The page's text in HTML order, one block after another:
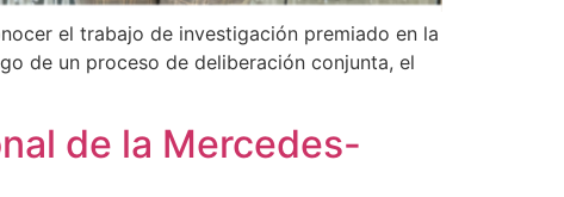
el trabajo de investigación premiado en la
de un proceso de deliberación conjunta, el
de la Mercedes-